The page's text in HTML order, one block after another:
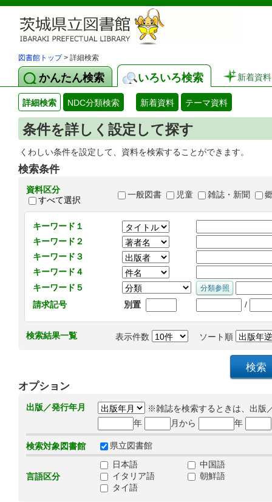
図書館トップ> 詳細検索
かんたん検索 いろいろ検索 新着資料
詳細検索 NDC分類検索 新着資料 テーマ資料
条件を詳しく設定して探す
くわしい条件を設定して、資料を検索することができます。
検索条件
資料区分
すべて選択
一般図書 児童 雑誌・新聞
キーワード１
キーワード２
キーワード３
キーワード４
キーワード５
請求記号
別置 /
検索結果一覧 表示件数 ソート順
オプション
出版／発行年月
※雑誌を検索するときは、出版
年
月から 年
検索対象図書館 県立図書館
言語区分
日本語
中国語
イタリア語
朝鮮語
タイ語